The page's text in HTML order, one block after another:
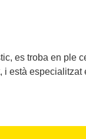
es troba en ple
i està especialitzat